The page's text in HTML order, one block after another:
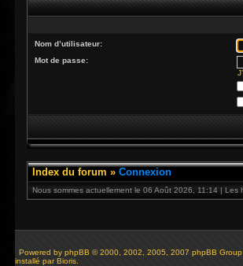
Nom d’utilisateur:
Mot de passe:
Index du forum » Connexion
Nous sommes actuellement le 06 Août 2026, 11:14 | Les
Powered by phpBB © 2000, 2002, 2005, 2007 phpBB Group
installé par Bioris.